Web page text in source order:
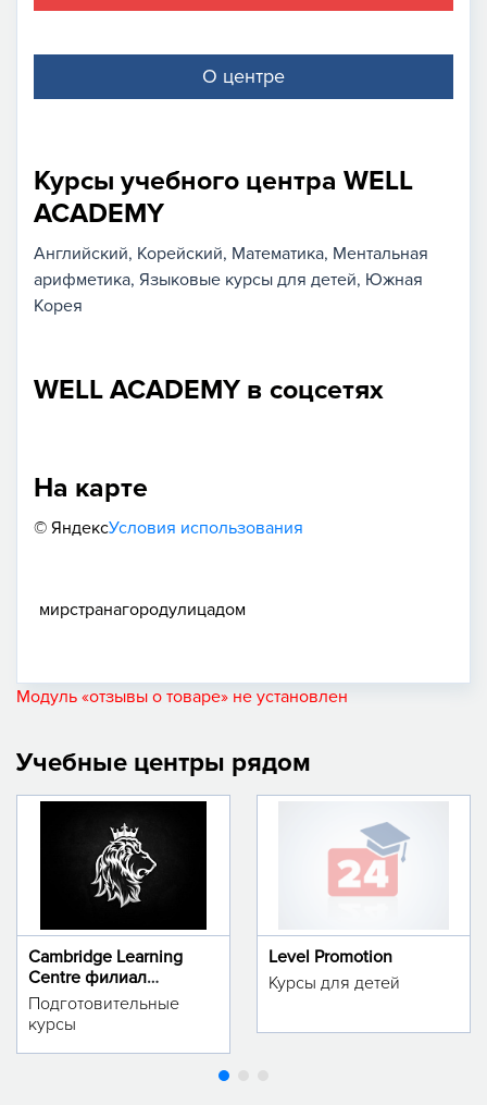
О центре
Курсы учебного центра WELL
ACADEMY
Английский Корейский Математика Ментальная
арифметика Языковые курсы для детей Южная
Корея
WELL ACADEMY в соцсетях
На карте
© ЯндексУсловия использования
мирстранагородулицадом
Модуль «отзывы о товаре» не установлен
Учебные центры рядом
Cambridge Learning
Centre филиал
м.Тинчлик
Подготовительные
курсы
Level Promotion
Курсы для детей